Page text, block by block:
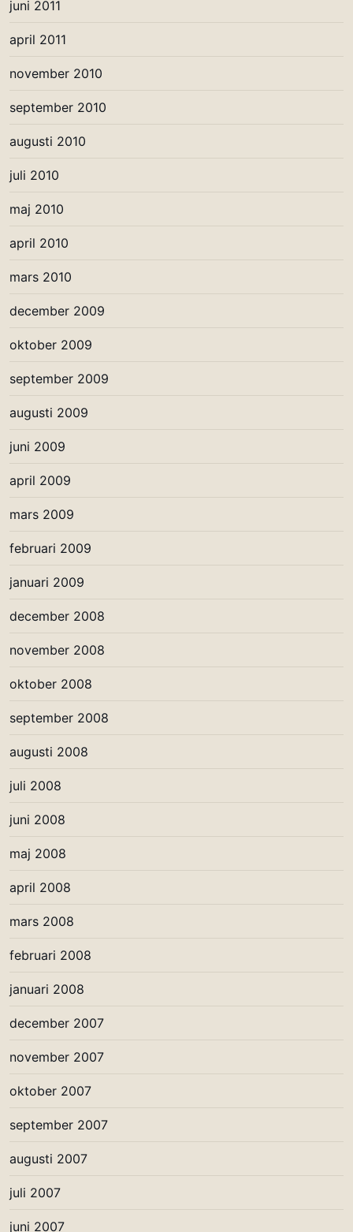
juni 2011
april 2011
november 2010
september 2010
augusti 2010
juli 2010
maj 2010
april 2010
mars 2010
december 2009
oktober 2009
september 2009
augusti 2009
juni 2009
april 2009
mars 2009
februari 2009
januari 2009
december 2008
november 2008
oktober 2008
september 2008
augusti 2008
juli 2008
juni 2008
maj 2008
april 2008
mars 2008
februari 2008
januari 2008
december 2007
november 2007
oktober 2007
september 2007
augusti 2007
juli 2007
juni 2007